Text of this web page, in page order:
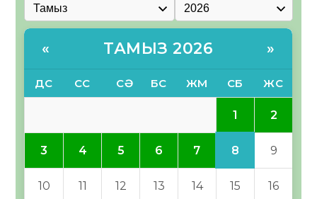
« ТАМЫЗ 2026 »
ДС СС СӘ БС ЖМ СБ ЖС
1 2
3 4 5 6 7 8 9
10 11 12 13 14 15 16